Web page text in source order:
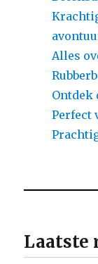
Alles
Ontdek
Perfect
Laatste